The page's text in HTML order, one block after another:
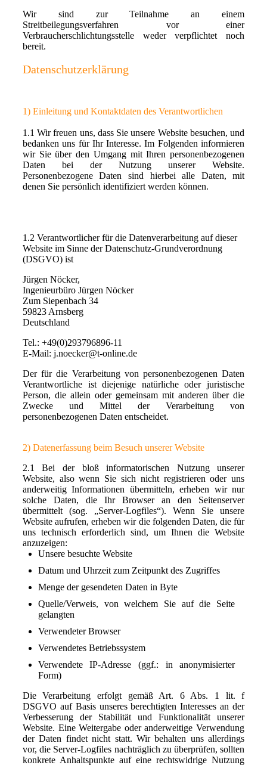
Wir sind zur Teilnahme an einem
Streitbeilegungsverfahren vor einer
Verbraucherschlichtungsstelle weder verpflichtet noch
bereit.
Datenschutzerklärung
1) Einleitung und Kontaktdaten des Verantwortlichen
1.1 Wir freuen uns, dass Sie unsere Website besuchen, und
bedanken uns für Ihr Interesse. Im Folgenden informieren
wir Sie über den Umgang mit Ihren personenbezogenen
Daten bei der Nutzung unserer Website.
Personenbezogene Daten sind hierbei alle Daten, mit
denen Sie persönlich identifiziert werden können.
1.2 Verantwortlicher für die Datenverarbeitung auf dieser
Website im Sinne der Datenschutz-Grundverordnung
(DSGVO) ist
Jürgen Nöcker,
Ingenieurbüro Jürgen Nöcker
Zum Siepenbach 34
59823 Arnsberg
Deutschland
Tel.: +49(0)293796896-11
E-Mail: j.noecker@t-online.de
Der für die Verarbeitung von personenbezogenen Daten
Verantwortliche ist diejenige natürliche oder juristische
Person, die allein oder gemeinsam mit anderen über die
Zwecke und Mittel der Verarbeitung von
personenbezogenen Daten entscheidet.
2) Datenerfassung beim Besuch unserer Website
2.1 Bei der bloß informatorischen Nutzung unserer
Website, also wenn Sie sich nicht registrieren oder uns
anderweitig Informationen übermitteln, erheben wir nur
solche Daten, die Ihr Browser an den Seitenserver
übermittelt (sog. „Server-Logfiles“). Wenn Sie unsere
Website aufrufen, erheben wir die folgenden Daten, die für
uns technisch erforderlich sind, um Ihnen die Website
anzuzeigen:
Unsere besuchte Website
Datum und Uhrzeit zum Zeitpunkt des Zugriffes
Menge der gesendeten Daten in Byte
Quelle/Verweis, von welchem Sie auf die Seite
gelangten
Verwendeter Browser
Verwendetes Betriebssystem
Verwendete IP-Adresse (ggf.: in anonymisierter
Form)
Die Verarbeitung erfolgt gemäß Art. 6 Abs. 1 lit. f
DSGVO auf Basis unseres berechtigten Interesses an der
Verbesserung der Stabilität und Funktionalität unserer
Website. Eine Weitergabe oder anderweitige Verwendung
der Daten findet nicht statt. Wir behalten uns allerdings
vor, die Server-Logfiles nachträglich zu überprüfen, sollten
konkrete Anhaltspunkte auf eine rechtswidrige Nutzung